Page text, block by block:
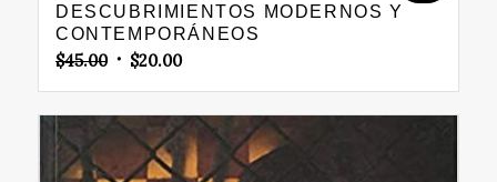
DESCUBRIMIENTOS MODERNOS Y
CONTEMPORÁNEOS
$45.00 Original
$45.00.
$20.00Current
$20.00.